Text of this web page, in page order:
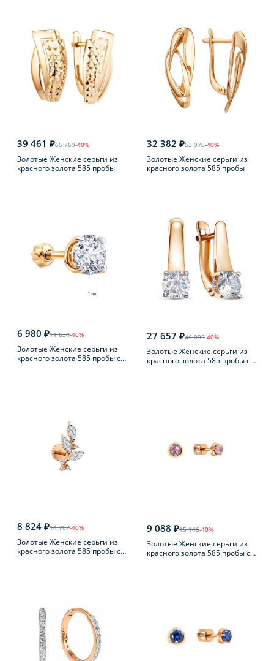
39 461 ₽65 769-40%
Золотые Женские серьги из
красного золота 585 пробы
32 382 ₽53 970-40%
Золотые Женские серьги из
красного золота 585 пробы
6 980 ₽11 634-40%
Золотые Женские серьги из
красного золота 585 пробы с
27 657 ₽46 095-40%
Золотые Женские серьги из
красного золота 585 пробы с
8 824 ₽14 707-40%
Золотые Женские серьги из
красного золота 585 пробы с
9 088 ₽15 146-40%
Золотые Женские серьги из
красного золота 585 пробы с